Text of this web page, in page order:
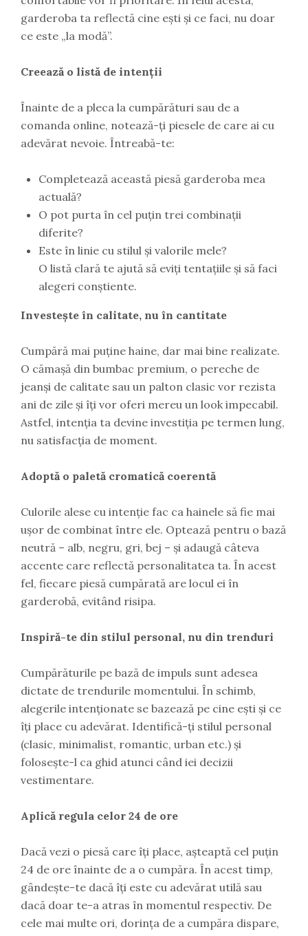
garderoba ta reflectă cine ești și ce faci, nu doar
ce este „la modă”.
Creează o listă de intenții
Înainte de a pleca la cumpărături sau de a
comanda online, notează-ți piesele de care ai cu
adevărat nevoie. Întreabă-te:
Completează această piesă garderoba mea
actuală?
O pot purta în cel puțin trei combinații
diferite?
Este în linie cu stilul și valorile mele?
O listă clară te ajută să eviți tentațiile și să faci
alegeri conștiente.
Investește în calitate, nu în cantitate
Cumpără mai puține haine, dar mai bine realizate.
O cămașă din bumbac premium, o pereche de
jeanși de calitate sau un palton clasic vor rezista
ani de zile și îți vor oferi mereu un look impecabil.
Astfel, intenția ta devine investiția pe termen lung,
nu satisfacția de moment.
Adoptă o paletă cromatică coerentă
Culorile alese cu intenție fac ca hainele să fie mai
ușor de combinat între ele. Optează pentru o bază
neutră – alb, negru, gri, bej – și adaugă câteva
accente care reflectă personalitatea ta. În acest
fel, fiecare piesă cumpărată are locul ei în
garderobă, evitând risipa.
Inspiră-te din stilul personal, nu din trenduri
Cumpărăturile pe bază de impuls sunt adesea
dictate de trendurile momentului. În schimb,
alegerile intenționate se bazează pe cine ești și ce
îți place cu adevărat. Identifică-ți stilul personal
(clasic, minimalist, romantic, urban etc.) și
folosește-l ca ghid atunci când iei decizii
vestimentare.
Aplică regula celor 24 de ore
Dacă vezi o piesă care îți place, așteaptă cel puțin
24 de ore înainte de a o cumpăra. În acest timp,
gândește-te dacă îți este cu adevărat utilă sau
dacă doar te-a atras în momentul respectiv. De
cele mai multe ori, dorința de a cumpăra dispare,